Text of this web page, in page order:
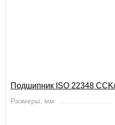
Подшипник ISO 22348
Размеры, мм